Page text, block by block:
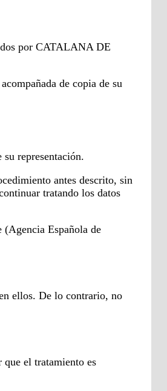
por CATALANA DE
de copia de su
representación.
antes descrito, sin
tratando los datos
Española de
ellos. De lo contrario, no
que el tratamiento es